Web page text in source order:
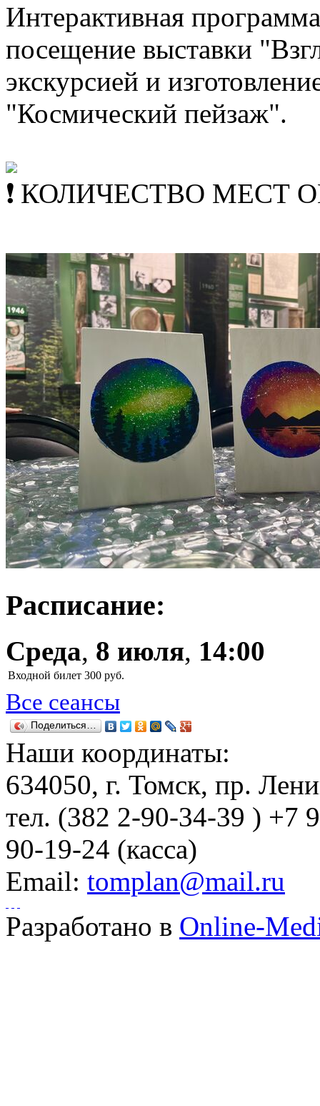
Интерактивная
посещение выставки
экскурсией и
"Космический пейзаж".
КОЛИЧЕСТВО МЕСТ
Расписание:
Среда, 8 июля, 14:00
Входной билет 300 руб.
Все сеансы
Поделиться…
Наши координаты:
634050, г. Томск, пр.
тел. (382 2-90-34-39 ) +7
90-19-24 (касса)
Email: tomplan@mail.ru
Разработано в Online-